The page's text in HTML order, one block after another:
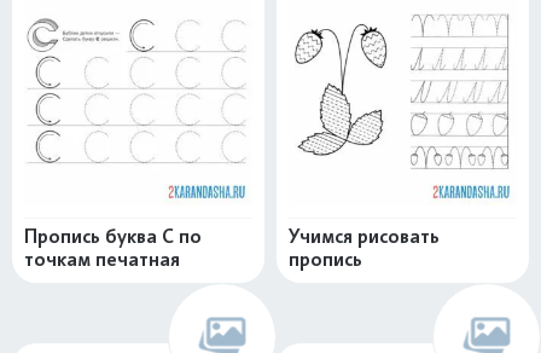
Пропись буква С по
точкам печатная
Учимся рисовать
пропись